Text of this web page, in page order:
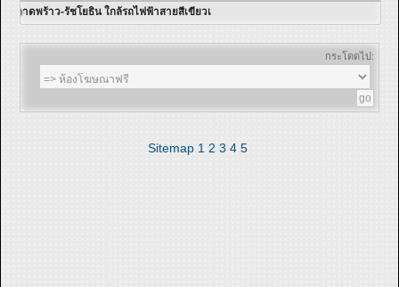
ลาดพร้าว-รัชโยธิน ใกล้รถไฟฟ้าสายสีเขียวเ
กระโดดไป:
Sitemap 1 2 3 4 5